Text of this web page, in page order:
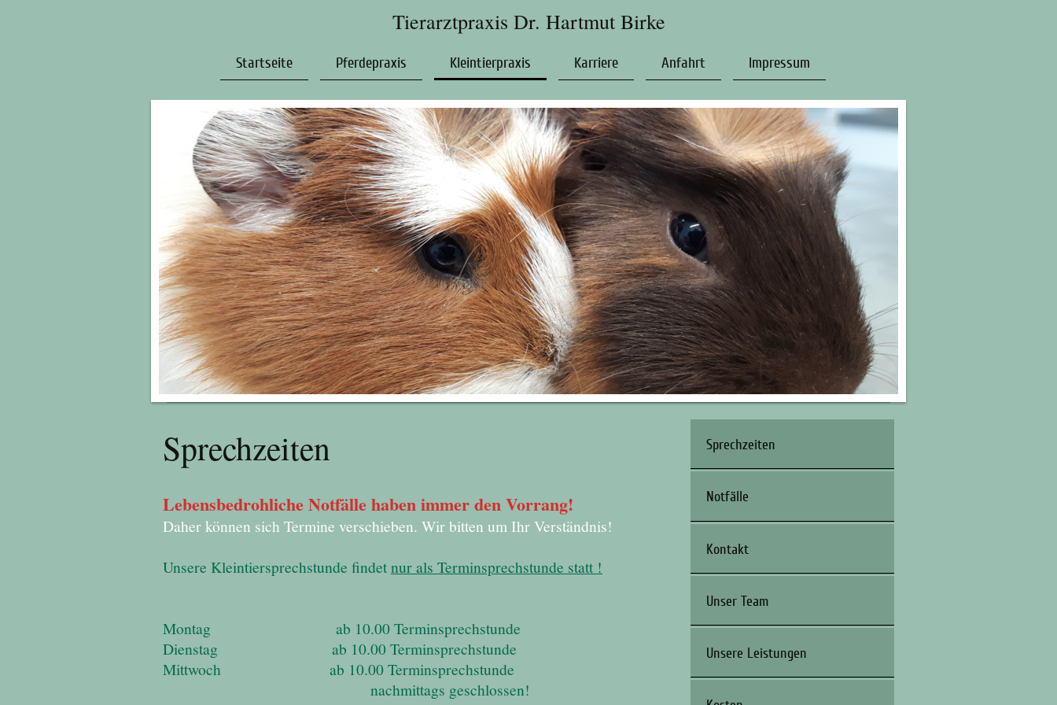
Tierarztpraxis Dr. Hartmut Birke
Startseite Pferdepraxis Kleintierpraxis Karriere Anfahrt Impressum
Sprechzeiten
Lebensbedrohliche Notfälle haben immer den Vorrang!
Daher können sich Termine verschieben. Wir bitten um Ihr Verständnis!
Unsere Kleintiersprechstunde findetnur als Terminsprechstunde statt !
Montag ab 10.00 Terminsprechstunde
Dienstag ab 10.00 Terminsprechstunde
Mittwoch ab 10.00 Terminsprechstunde
nachmittags geschlossen!
Sprechzeiten
Notfälle
Kontakt
Unser Team
Unsere Leistungen